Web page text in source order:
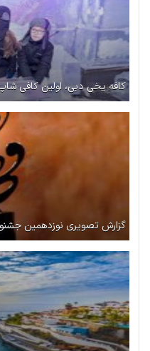
گزارش تصویری نوزدهمین